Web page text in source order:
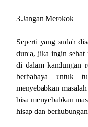
3.Jangan Merokok
Seperti yang sudah
dunia, jika ingin sehat
di dalam kandungan
berbahaya untuk
menyebabkan
bisa menyebabkan
hisap dan